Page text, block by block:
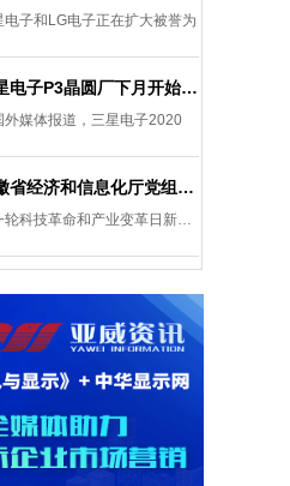
电子和LG电子正在扩大被誉为
三星电子P3晶圆厂下月开始安装设备，计划下半年建成
外媒体报道，三星电子2020
安徽省经济和信息化厅党组成员、副厅长柯文斌：掌握显示技术发展主动权 打造新型显示产业制造集群
新一轮科技革命和产业变革日新月异